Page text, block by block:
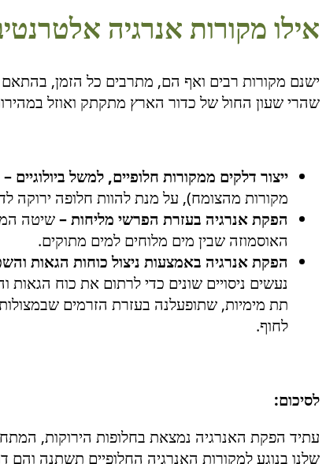
אילו מקורות אנרגיה
ישנם מקורות רבים ואף הם, מתרבים כל הזמן, בהתאם
שהרי שעון החול של כדור הארץ מתקתק ואוזל
ייצור דלקים ממקורות חלופיים, למשל ביולוגיים –
מקורות מהצומח), על מנת להוות חלופה ירוקה
הפקת אנרגיה בעזרת הפרשי מליחות –שיטה
האוסמוזה שבין מים מלוחים למים מתוקים.
הפקת אנרגיה באמצעות ניצול כוחות הגאות
נעשים ניסויים שונים כדי לרתום את כוח
תת מימיות, שתופעלנה בעזרת הזרמים
לחוף.
לסיכום:
עתיד הפקת האנרגיה נמצאת בחלופות הירוקות,
שלנו בנוגע למקורות האנרגיה החלופיים תשתנה והם